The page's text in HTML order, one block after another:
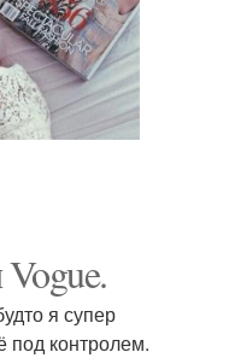
я супер
под контролем.